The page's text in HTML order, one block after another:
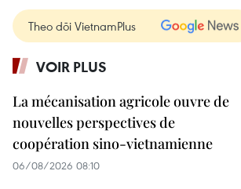
Theo dõi VietnamPlus
VOIR PLUS
La mécanisation agricole ouvre de
nouvelles perspectives de
coopération sino-vietnamienne
06/08/2026 08:10